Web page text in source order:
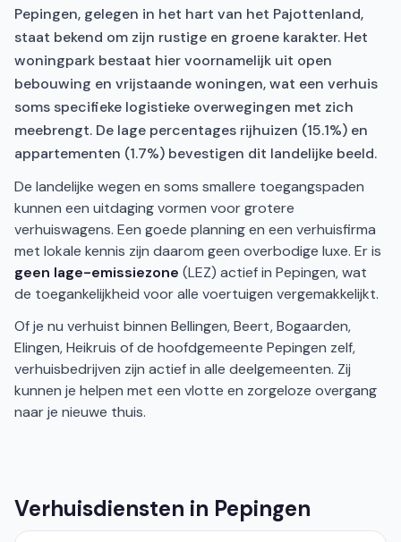
Pepingen, gelegen in het hart van het Pajottenland,
staat bekend om zijn rustige en groene karakter. Het
woningpark bestaat hier voornamelijk uit open
bebouwing en vrijstaande woningen, wat een verhuis
soms specifieke logistieke overwegingen met zich
meebrengt. De lage percentages rijhuizen (15.1%) en
appartementen (1.7%) bevestigen dit landelijke beeld.
De landelijke wegen en soms smallere toegangspaden
kunnen een uitdaging vormen voor grotere
verhuiswagens. Een goede planning en een verhuisfirma
met lokale kennis zijn daarom geen overbodige luxe. Er is
geen lage-emissiezone (LEZ) actief in Pepingen, wat
de toegankelijkheid voor alle voertuigen vergemakkelijkt.
Of je nu verhuist binnen Bellingen, Beert, Bogaarden,
Elingen, Heikruis of de hoofdgemeente Pepingen zelf,
verhuisbedrijven zijn actief in alle deelgemeenten. Zij
kunnen je helpen met een vlotte en zorgeloze overgang
naar je nieuwe thuis.
Verhuisdiensten in Pepingen